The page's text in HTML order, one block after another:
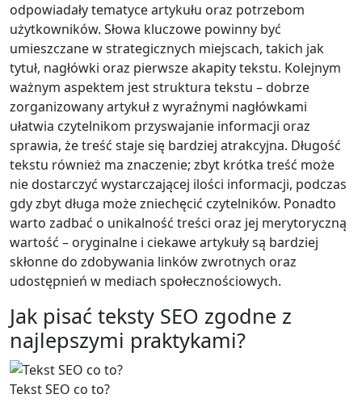
odpowiadały tematyce artykułu oraz potrzebom
użytkowników. Słowa kluczowe powinny być
umieszczane w strategicznych miejscach, takich jak
tytuł, nagłówki oraz pierwsze akapity tekstu. Kolejnym
ważnym aspektem jest struktura tekstu – dobrze
zorganizowany artykuł z wyraźnymi nagłówkami
ułatwia czytelnikom przyswajanie informacji oraz
sprawia, że treść staje się bardziej atrakcyjna. Długość
tekstu również ma znaczenie; zbyt krótka treść może
nie dostarczyć wystarczającej ilości informacji, podczas
gdy zbyt długa może zniechęcić czytelników. Ponadto
warto zadbać o unikalność treści oraz jej merytoryczną
wartość – oryginalne i ciekawe artykuły są bardziej
skłonne do zdobywania linków zwrotnych oraz
udostępnień w mediach społecznościowych.
Jak pisać teksty SEO zgodne z
najlepszymi praktykami?
Tekst SEO co to?